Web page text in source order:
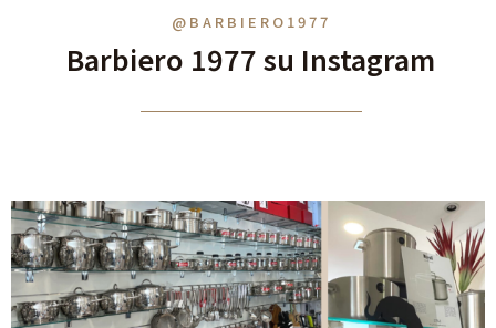
@BARBIERO1977
Barbiero 1977 su Instagram